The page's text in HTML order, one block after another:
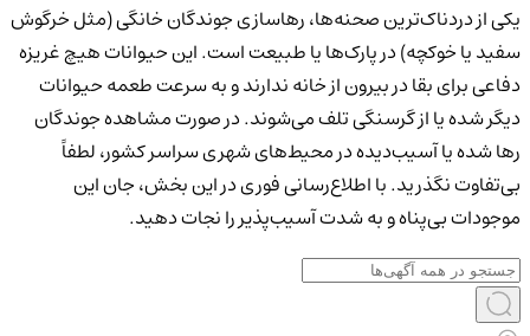
یکی از دردناک‌ترین صحنه‌ها، رهاسازی جوندگان خانگی (مثل خرگوش
سفید یا خوکچه) در پارک‌ها یا طبیعت است. این حیوانات هیچ غریزه
دفاعی برای بقا در بیرون از خانه ندارند و به سرعت طعمه حیوانات
دیگر شده یا از گرسنگی تلف می‌شوند. در صورت مشاهده جوندگان
رها شده یا آسیب‌دیده در محیط‌های شهری سراسر کشور، لطفاً
بی‌تفاوت نگذرید. با اطلاع‌رسانی فوری در این بخش، جان این
موجودات بی‌پناه و به شدت آسیب‌پذیر را نجات دهید.